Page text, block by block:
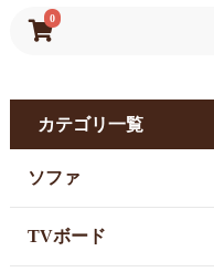
0
カテゴリ一覧
ソファ
TVボード